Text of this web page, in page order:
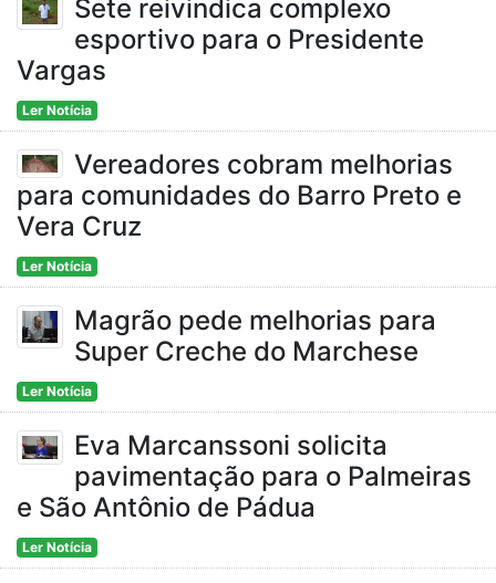
Sete reivindica complexo
esportivo para o Presidente
Vargas
Ler Notícia
Vereadores cobram melhorias
para comunidades do Barro Preto e
Vera Cruz
Ler Notícia
Magrão pede melhorias para
Super Creche do Marchese
Ler Notícia
Eva Marcanssoni solicita
pavimentação para o Palmeiras
e São Antônio de Pádua
Ler Notícia